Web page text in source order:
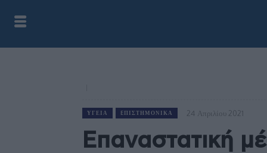
ΥΓΕΊΑ EΠΙΣΤΗΜΟΝΙΚΆ 24 Απριλίου 2021
Επαναστατική